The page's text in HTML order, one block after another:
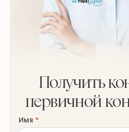
Получить
первичной
Имя *